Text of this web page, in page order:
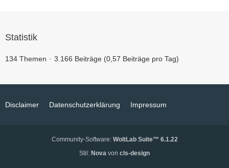
Statistik
134 Themen 3.166 Beiträge (0,57 Beiträge pro Tag)
Disclaimer Datenschutzerklärung Impressum
Community-Software: WoltLab Suite™ 6.1.22
Stil: Nova von cls-design